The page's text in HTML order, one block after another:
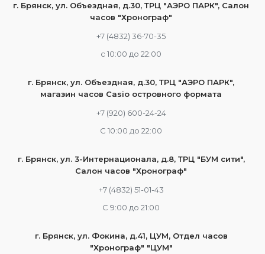
г. Брянск, ул. Объездная, д.30, ТРЦ "АЭРО ПАРК", Салон
часов "Хронограф"
+7 (4832) 36-70-35
c 10:00 до 22:00
г. Брянск, ул. Объездная, д.30, ТРЦ "АЭРО ПАРК",
магазин часов Casio островного формата
+7 (920) 600-24-24
С 10:00 до 22:00
г. Брянск, ул. 3-Интернационала, д.8, ТРЦ "БУМ сити",
Салон часов "Хронограф"
+7 (4832) 51-01-43
С 9:00 до 21:00
г. Брянск, ул. Фокина, д.41, ЦУМ, Отдел часов
"Хронограф" "ЦУМ"